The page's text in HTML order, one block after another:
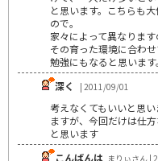
と思います。こちらも
ので。
家々によって異なりま
その育った環境に合わ
勉強にもなると思います。
深く
| 2011/09/01
考えなくてもいいと思
ますが、今回だけは仕
と思います
こんばんは まりぃさん |